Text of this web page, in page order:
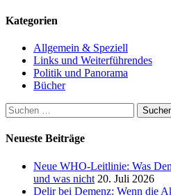
Kategorien
Allgemein & Speziell
Links und Weiterführendes
Politik und Panorama
Bücher
Suchen
nach:
Neueste Beiträge
Neue WHO-Leitlinie: Was
und was nicht 20. Juli 2026
Delir bei Demenz: Wenn die